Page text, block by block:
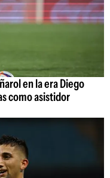
en la era Diego
como asistidor